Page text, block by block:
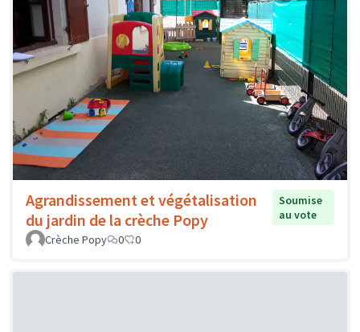
Agrandissement et végétalisation
du jardin de la crèche Popy
Soumise
au vote
Crèche Popy
0 0